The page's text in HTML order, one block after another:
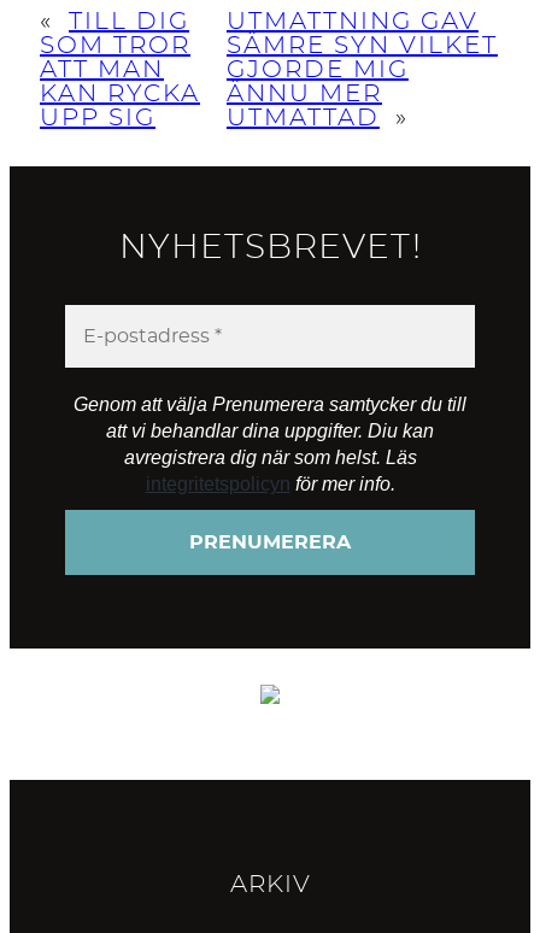
«
TILL DIG
SOM TROR
ATT MAN
KAN RYCKA
UPP SIG
UTMATTNING GAV
SÄMRE SYN VILKET
GJORDE MIG
ÄNNU MER
UTMATTAD
»
NYHETSBREVET!
Genom att välja Prenumerera samtycker du till
att vi behandlar dina uppgifter. Diu kan
avregistrera dig när som helst. Läs
integritetspolicyn för mer info.
ARKIV